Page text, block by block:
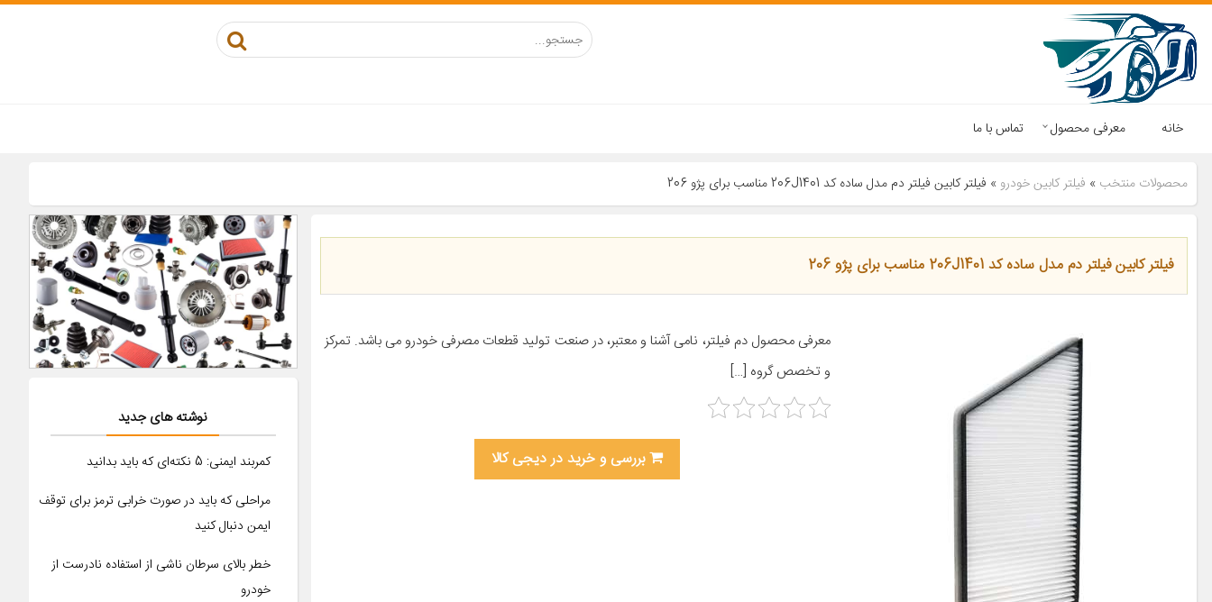
خانه معرفی محصول تماس با ما
محصولات منتخب » فیلتر کابین خودرو» فیلتر کابین فیلتر دم مدل ساده کد 206J1401 مناسب برای پژو 206
فیلتر کابین فیلتر دم مدل ساده کد 206J1401 مناسب برای پژو 206
معرفی محصول دم فیلتر، نامی آشنا و معتبر، در صنعت تولید قطعات مصرفی خودرو می باشد. تمرکز
و تخصص گروه […]
بررسی و خرید در دیجی کالا
نوشته های جدید
کمربند ایمنی: 5 نکته‌ای که باید بدانید
مراحلی که باید در صورت خرابی ترمز برای توقف
ایمن دنبال کنید
خطر بالای سرطان ناشی از استفاده نادرست از
خودرو